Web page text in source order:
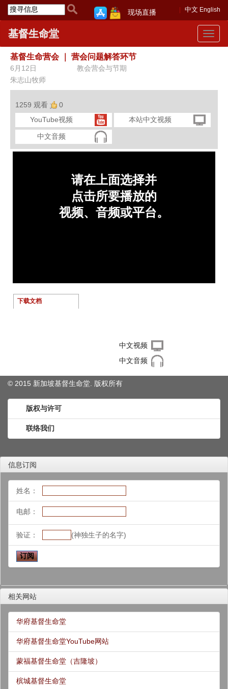
中文 English
现场直播
Toggle
基督生命堂
基督生命营会 营会问题解答环节
6月12日
教会营会与节期
朱志山牧师
1259 观看
0
YouTube视频
本站中文视频
中文音频
下载文档
中文视频
中文音频
© 2015 新加坡基督生命堂. 版权所有
版权与许可
联络我们
信息订阅
姓名：
电邮：
验证： (神独生子的名字)
相关网站
华府基督生命堂
华府基督生命堂YouTube网站
蒙福基督生命堂（吉隆坡）
槟城基督生命堂